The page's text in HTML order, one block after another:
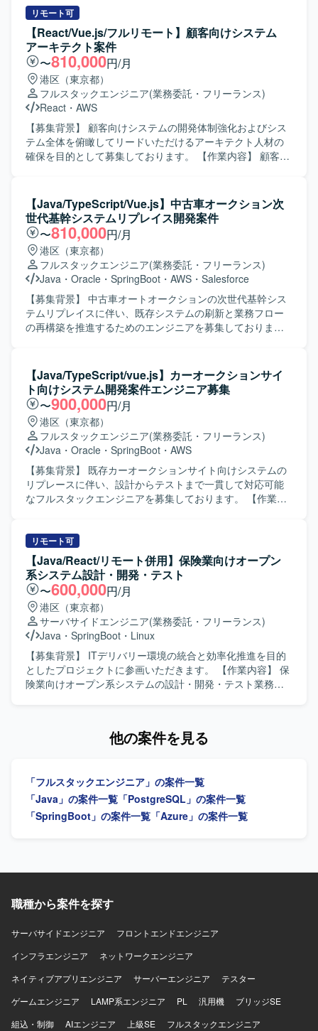
刷新に伴う各種機能の開発・改修に携わっていただきま
す。 【求める人物像】 AI駆動開発に積極的に取り組み、新
しい技術やツールの活用に前向きにチャレンジいただける
方を求めています。関係者と協調しながら、大規模プロジ
ェクトで主体的に動ける方が望ましいです。 【ポジション
の魅力】 大規模な基幹システムの再構築プロジェクトに上
流から関わることで、業務フロー設計からAI活用まで幅広
い経験を積むことができます。最新のAIツールやクラウド
技術を用いた開発に携わることで、スキルの拡張が期待で
きます。 【開発環境】 Java（Spring Boot）、
Vue.js（v3）、TypeScript、Oracle、AWS（Amazon ECS）
リモート可
【React/Vue.js/フルリモート】顧客向けシステム
アーキテクト案件
〜810,000円/月
港区（東京都）
フルスタックエンジニア(業務委託・フリーランス)
React ・ AWS
【募集背景】 顧客向けシステムの開発体制強化およびシス
テム全体を俯瞰してリードいただけるアーキテクト人材の
確保を目的として募集しております。 【作業内容】 顧客向
インフラ構築、運用フェーズの改善まで一気通貫で担当い
ただきます。 フロントエンドからインフラまでシステム全
体を俯瞰し、技術選定の判断や技術的負債の解消、顧客へ
の技術提案などを主導していただきます。 【求める人物
像】 システム全体を俯瞰しながら、フロントエンドからバ
ックエンド、インフラまで一貫して主体的に関わることが
できる方を求めております。 顧客とのコミュニケーション
を通じて技術提案を行い、技術的負債の解消や継続的な改
善をリードしていただける方が望ましいです。 【ポジショ
ンの魅力】 フロントエンドからインフラまで幅広い技術領
サービスやモダンなフロントエンド技術を活用しつつ、運
用改善まで含めた一気通貫の経験を積むことができます。
【開発環境】 フロントエンドはReactやVue.js等を用い、バ
ックエンドではAPI設計・実装を行います。 インフラおよび
基盤にはAWS、GCP、Azureのいずれかを利用し、
TerraformやCDKなどのIaCを活用した構成管理を行いま
す。 また、CMSの導入や外部API・サービスとの連携も行
っております。
【Java/TypeScript/Vue.js】中古車オークション次
世代基幹システムリプレイス開発案件
〜810,000円/月
港区（東京都）
フルスタックエンジニア(業務委託・フリーランス)
Java ・ Oracle ・ SpringBoot ・ AWS ・ Salesforce
【募集背景】 中古車オートオークションの次世代基幹シス
テムリプレイスに伴い、既存システムの刷新と業務フロー
の再構築を推進するためのエンジニアを募集しておりま
Vue.js（v3）およびTypeScriptを用いた操作性の高いSPAフ
ロントエンドの設計・実装、Java（Spring Boot）による堅
牢なバックエンドの設計・開発を行っていただきます。
AI（プロンプト）を活用したソースコードおよびテストコ
ードの自動生成と実装を行い、オンプレミスOracleと
AWS（ECS）を組み合わせたハイブリッド環境で開発を進
めていただきます。 【求める人物像】 AI駆動開発に対して
積極的かつ柔軟に取り組み、新しい技術や開発手法の活用
に前向きな方を求めております。チームメンバーと円滑に
コミュニケーションを取りながら、大規模プロジェクトで
駆動開発やハイブリッドなインフラ環境など先進的な技術
スタックを実務で経験できる案件です。UI/UXにこだわった
SPA開発から堅牢なバックエンド構築まで幅広く携わること
で、フロントエンド・バックエンド双方のスキルを高めて
いただけます。 【開発環境】 フロントエンドは
Vue.js（v3）およびTypeScript、バックエンドは
Java（Spring Boot）を利用した構成となっております。イ
ンフラはオンプレミスOracleとAWS（ECS）を組み合わせ
たハイブリッド環境で、AIを活用したコードおよびテスト
自動生成ツールを用いた開発を行っております。
【Java/TypeScript/vue.js】カーオークションサイ
ト向けシステム開発案件エンジニア募集
〜900,000円/月
港区（東京都）
フルスタックエンジニア(業務委託・フリーランス)
Java ・ Oracle ・ SpringBoot ・ AWS
【募集背景】 既存カーオークションサイト向けシステムの
リプレースに伴い、設計からテストまで一貫して対応可能
なフルスタックエンジニアを募集しております。 【作業内
ストまでを一貫してご担当いただきます。バックエンド
（Java/Springboot）およびフロントエンド
（TypeScript/vue.js）の双方を担当し、関連するDBやイン
フラとの連携実装・検証までを実施していただきます。
【求める人物像】 前向きに技術習得やキャッチアップに取
り組み、主体的に課題解決へ動いていただける方を求めて
おります。周囲とコミュニケーションを取りながら、リプ
レースプロジェクトを推進していただける方が望ましいで
す。 【ポジションの魅力】 フロントエンドからバックエン
ドまで幅広い領域を担当できるため、フルスタックエンジ
ニアとしてのスキルを高めることができます。リプレース
Java（Springboot） フロントエンド：TypeScript（vue.js）
リモート可
【Java/React/リモート併用】保険業向けオープン
系システム設計・開発・テスト
〜600,000円/月
港区（東京都）
サーバサイドエンジニア(業務委託・フリーランス)
Java ・ SpringBoot ・ Linux
【募集背景】 ITデリバリー環境の統合と効率化推進を目的
としたプロジェクトに参画いただきます。 【作業内容】 保
険業向けオープン系システムの設計・開発・テスト業務を
力】 保険業向けの大規模なオープン系システム開発に携わ
ることで、バックエンドからフロントエンドまで幅広い技
術スタックを活用しながら、ITデリバリー環境の統合や効
率化に貢献する経験を積むことができます。 【開発環境】
他の案件を見る
「フルスタックエンジニア」の案件一覧
「Java」の案件一覧 「PostgreSQL」の案件一覧
「SpringBoot」の案件一覧 「Azure」の案件一覧
職種から案件を探す
サーバサイドエンジニア
フロントエンドエンジニア
インフラエンジニア
ネットワークエンジニア
ネイティブアプリエンジニア
サーバーエンジニア
テスター
ゲームエンジニア
LAMP系エンジニア PL 汎用機
ブリッジSE
組込・制御
AIエンジニア 上級SE
フルスタックエンジニア